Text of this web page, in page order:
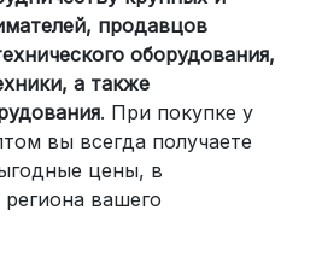
транспортными
доставку до
(от 2 дней) или
двери (от 3 дней).
начинается от300
продавцов
оборудования,
а также
. При покупке у
вы всегда получаете
цены, в
вашего